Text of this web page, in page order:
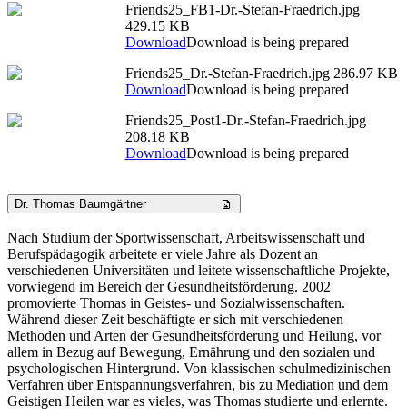
Friends25_FB1-Dr.-Stefan-Fraedrich.jpg
429.15 KB
DownloadDownload is being prepared
Friends25_Dr.-Stefan-Fraedrich.jpg 286.97 KB
DownloadDownload is being prepared
Friends25_Post1-Dr.-Stefan-Fraedrich.jpg
208.18 KB
DownloadDownload is being prepared
Dr. Thomas Baumgärtner
Nach Studium der Sportwissenschaft, Arbeitswissenschaft und
Berufspädagogik arbeitete er viele Jahre als Dozent an
verschiedenen Universitäten und leitete wissenschaftliche Projekte,
vorwiegend im Bereich der Gesundheitsförderung. 2002
promovierte Thomas in Geistes- und Sozialwissenschaften.
Während dieser Zeit beschäftigte er sich mit verschiedenen
Methoden und Arten der Gesundheitsförderung und Heilung, vor
allem in Bezug auf Bewegung, Ernährung und den sozialen und
psychologischen Hintergrund. Von klassischen schulmedizinischen
Verfahren über Entspannungsverfahren, bis zu Mediation und dem
Geistigen Heilen war es vieles, was Thomas studierte und erlernte.